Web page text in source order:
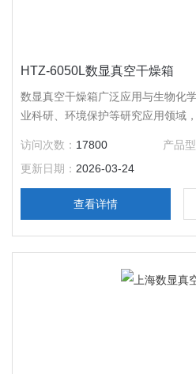
HTZ-6050L数显真空干燥箱
数显真空干燥箱广泛应用与生物化
业科研、环境保护等研究应用领域
解、易氧化物质和复杂成分物品进
访问次数： 17800 产品型
更新日期： 2026-03-24
查看详情